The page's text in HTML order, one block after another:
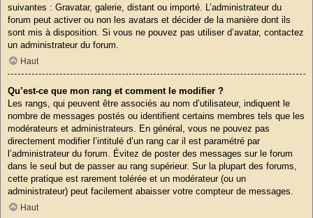
suivantes : Gravatar, galerie, distant ou importé. L’administrateur du
forum peut activer ou non les avatars et décider de la manière dont ils
sont mis à disposition. Si vous ne pouvez pas utiliser d’avatar, contactez
un administrateur du forum.
Haut
Qu’est-ce que mon rang et comment le modifier ?
Les rangs, qui peuvent être associés au nom d’utilisateur, indiquent le
nombre de messages postés ou identifient certains membres tels que les
modérateurs et administrateurs. En général, vous ne pouvez pas
directement modifier l’intitulé d’un rang car il est paramétré par
l’administrateur du forum. Évitez de poster des messages sur le forum
dans le seul but de passer au rang supérieur. Sur la plupart des forums,
cette pratique est rarement tolérée et un modérateur (ou un
administrateur) peut facilement abaisser votre compteur de messages.
Haut